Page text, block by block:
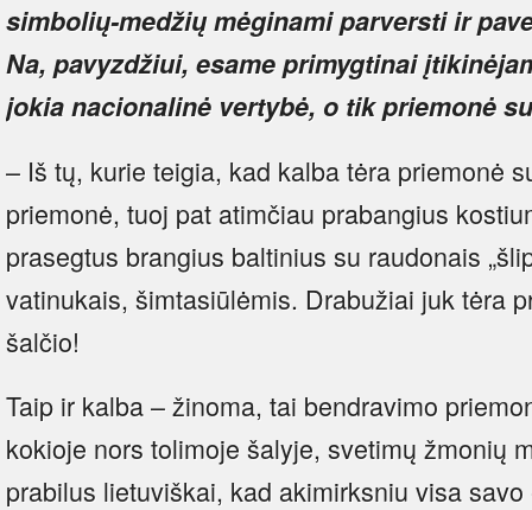
simbolių-medžių mėginami parversti ir
Na, pavyzdžiui, esame primygtinai
jokia nacionalinė vertybė, o tik priemonė
– Iš tų, kurie teigia, kad kalba tėra priemonė
priemonė, tuoj pat atimčiau prabangius
prasegtus brangius baltinius su raudonais
vatinukais, šimtasiūlėmis. Drabužiai juk tėra
šalčio!
Taip ir kalba – žinoma, tai bendravimo
kokioje nors tolimoje šalyje, svetimų žmonių
prabilus lietuviškai, kad akimirksniu visa